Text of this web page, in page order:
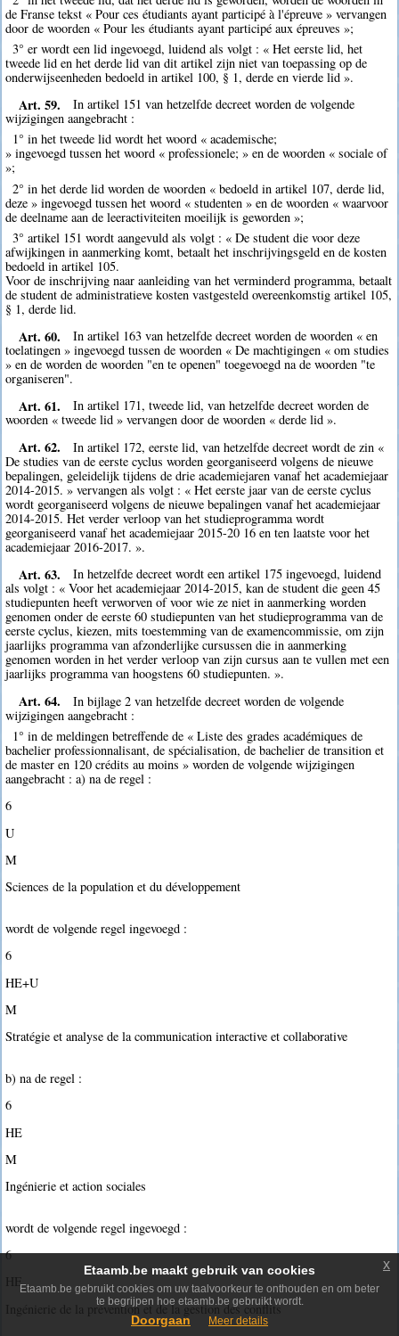
de Franse tekst « Pour ces étudiants ayant participé à l'épreuve » vervangen
door de woorden « Pour les étudiants ayant participé aux épreuves »;
3° er wordt een lid ingevoegd, luidend als volgt : « Het eerste lid, het
tweede lid en het derde lid van dit artikel zijn niet van toepassing op de
onderwijseenheden bedoeld in artikel 100, § 1, derde en vierde lid ».
Art. 59.
In artikel 151 van hetzelfde decreet worden de volgende
wijzigingen aangebracht :
1° in het tweede lid wordt het woord « academische;
» ingevoegd tussen het woord « professionele; » en de woorden « sociale of
»;
2° in het derde lid worden de woorden « bedoeld in artikel 107, derde lid,
deze » ingevoegd tussen het woord « studenten » en de woorden « waarvoor
de deelname aan de leeractiviteiten moeilijk is geworden »;
3° artikel 151 wordt aangevuld als volgt : « De student die voor deze
afwijkingen in aanmerking komt, betaalt het inschrijvingsgeld en de kosten
bedoeld in artikel 105.
Voor de inschrijving naar aanleiding van het verminderd programma, betaalt
de student de administratieve kosten vastgesteld overeenkomstig artikel 105,
§ 1, derde lid.
Art. 60.
In artikel 163 van hetzelfde decreet worden de woorden « en
toelatingen » ingevoegd tussen de woorden « De machtigingen « om studies
» en de worden de woorden "en te openen" toegevoegd na de woorden "te
organiseren".
Art. 61.
In artikel 171, tweede lid, van hetzelfde decreet worden de
woorden « tweede lid » vervangen door de woorden « derde lid ».
Art. 62.
In artikel 172, eerste lid, van hetzelfde decreet wordt de zin «
De studies van de eerste cyclus worden georganiseerd volgens de nieuwe
bepalingen, geleidelijk tijdens de drie academiejaren vanaf het academiejaar
2014-2015. » vervangen als volgt : « Het eerste jaar van de eerste cyclus
wordt georganiseerd volgens de nieuwe bepalingen vanaf het academiejaar
2014-2015. Het verder verloop van het studieprogramma wordt
georganiseerd vanaf het academiejaar 2015-20 16 en ten laatste voor het
academiejaar 2016-2017. ».
Art. 63.
In hetzelfde decreet wordt een artikel 175 ingevoegd, luidend
als volgt : « Voor het academiejaar 2014-2015, kan de student die geen 45
studiepunten heeft verworven of voor wie ze niet in aanmerking worden
genomen onder de eerste 60 studiepunten van het studieprogramma van de
eerste cyclus, kiezen, mits toestemming van de examencommissie, om zijn
jaarlijks programma van afzonderlijke cursussen die in aanmerking
genomen worden in het verder verloop van zijn cursus aan te vullen met een
jaarlijks programma van hoogstens 60 studiepunten. ».
Art. 64.
In bijlage 2 van hetzelfde decreet worden de volgende
wijzigingen aangebracht :
1° in de meldingen betreffende de « Liste des grades académiques de
bachelier professionnalisant, de spécialisation, de bachelier de transition et
de master en 120 crédits au moins » worden de volgende wijzigingen
aangebracht : a) na de regel :
6
U
M
Sciences de la population et du développement
wordt de volgende regel ingevoegd :
6
HE+U
M
Stratégie et analyse de la communication interactive et collaborative
b) na de regel :
6
HE
M
Ingénierie et action sociales
wordt de volgende regel ingevoegd :
6
HE
Ingénierie de la prévention et de la gestion des conflits
Etaamb.be maakt gebruik van cookies
Etaamb.be gebruikt cookies om uw taalvoorkeur te onthouden en om beter
te begrijpen hoe etaamb.be gebruikt wordt.
Doorgaan Meer details
x